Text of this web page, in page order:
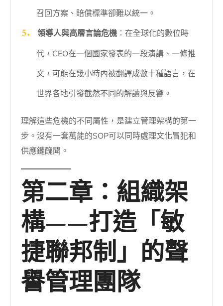
召回方案、賠償標準卻難以統一。
領導人與高層言論危機：在全球化的數位時
代，CEO在一個國家發表的一段演講、一條推
文，可能在幾小時內被翻譯成數十種語言，在
世界各地引發截然不同的解讀與反響。
理解這些危機的不同屬性，是建立管理架構的第一
步。沒有一套萬能的SOP可以同時處理文化冒犯和
供應鏈醜聞。
第二章：組織架
構——打造「敏
捷聯邦制」的聲
譽管理團隊